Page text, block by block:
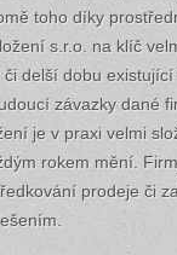
toho díky
s.r.o. na klíč
delší dobu
závazky dané
je v praxi velmi
rokem mění.
prodeje či